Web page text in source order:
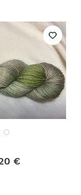
€Precio